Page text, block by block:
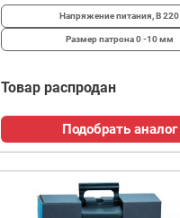
Напряжение питания, В220
Размер патрона0 -10 мм
Товар распродан
Подобрать аналог